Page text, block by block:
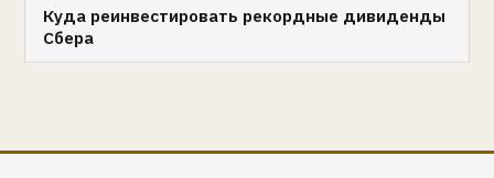
Куда реинвестировать рекордные дивиденды
Сбера